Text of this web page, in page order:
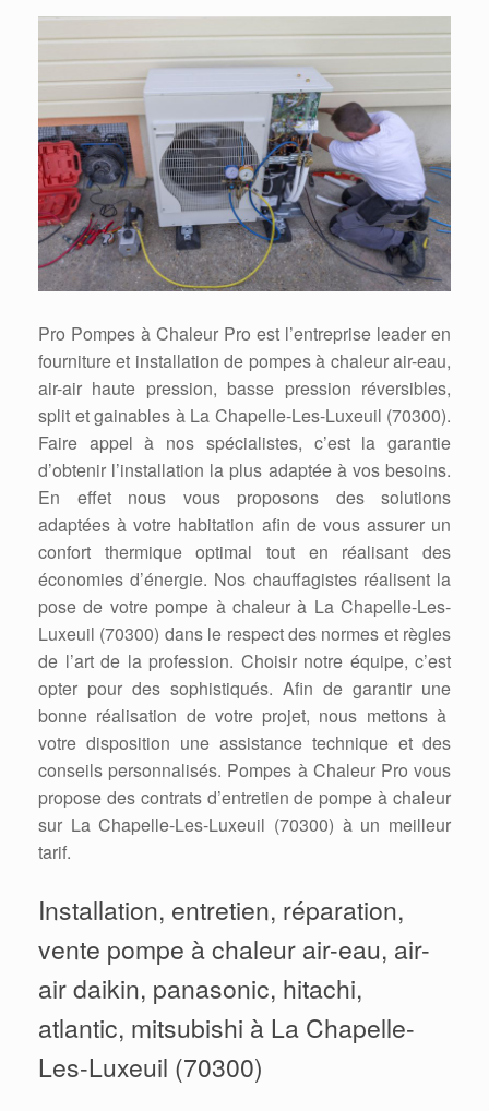
Pro Pompes à Chaleur Pro est l’entreprise leader en
fourniture et installation de pompes à chaleur air-eau,
air-air haute pression, basse pression réversibles,
split et gainables à La Chapelle-Les-Luxeuil (70300).
Faire appel à nos spécialistes, c’est la garantie
d’obtenir l’installation la plus adaptée à vos besoins.
En effet nous vous proposons des solutions
adaptées à votre habitation afin de vous assurer un
confort thermique optimal tout en réalisant des
économies d’énergie. Nos chauffagistes réalisent la
pose de votre pompe à chaleur à La Chapelle-Les-
Luxeuil (70300) dans le respect des normes et règles
de l’art de la profession. Choisir notre équipe, c’est
opter pour des sophistiqués. Afin de garantir une
bonne réalisation de votre projet, nous mettons à
votre disposition une assistance technique et des
conseils personnalisés. Pompes à Chaleur Pro vous
propose des contrats d’entretien de pompe à chaleur
sur La Chapelle-Les-Luxeuil (70300) à un meilleur
tarif.
Installation, entretien, réparation,
vente pompe à chaleur air-eau, air-
air daikin, panasonic, hitachi,
atlantic, mitsubishi à La Chapelle-
Les-Luxeuil (70300)